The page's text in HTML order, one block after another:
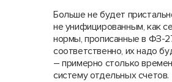
Больше не будет
не унифицированным, как
нормы, прописанные в ФЗ-
соответственно, их надо
– примерно столько
систему отдельных счетов.